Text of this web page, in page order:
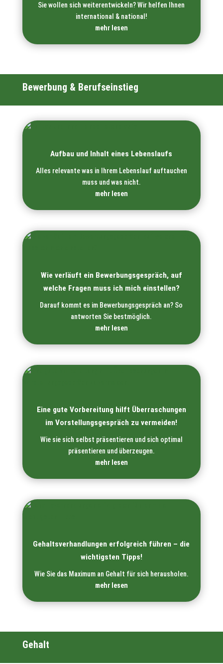
Sie wollen sich weiterentwickeln? Wir helfen Ihnen
international & national!
mehr lesen
Bewerbung & Berufseinstieg
Aufbau und Inhalt eines Lebenslaufs
Alles relevante was in Ihrem Lebenslauf auftauchen
muss und was nicht.
mehr lesen
Wie verläuft ein Bewerbungsgespräch, auf
welche Fragen muss ich mich einstellen?
Darauf kommt es im Bewerbungsgespräch an? So
antworten Sie bestmöglich.
mehr lesen
Eine gute Vorbereitung hilft Überraschungen
im Vorstellungsgespräch zu vermeiden!
Wie sie sich selbst präsentieren und sich optimal
präsentieren und überzeugen.
mehr lesen
Gehaltsverhandlungen erfolgreich führen – die
wichtigsten Tipps!
Wie Sie das Maximum an Gehalt für sich herausholen.
mehr lesen
Gehalt